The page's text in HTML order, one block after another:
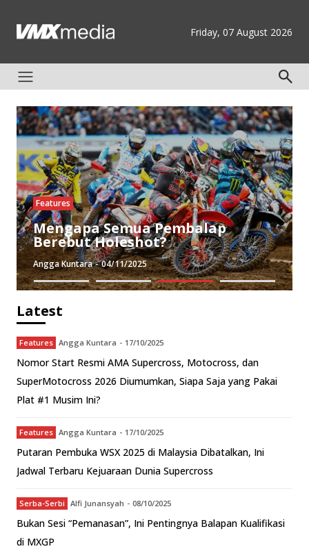
Friday, 07 August 2026
Features
Mengapa Semua Pembalap
Berebut Holeshot?
Angga Kuntara - 04/11/2025
Latest
Features Angga Kuntara - 17/10/2025
Nomor Start Resmi AMA Supercross, Motocross, dan
SuperMotocross 2026 Diumumkan, Siapa Saja yang Pakai
Plat #1 Musim Ini?
Features Angga Kuntara - 17/10/2025
Putaran Pembuka WSX 2025 di Malaysia Dibatalkan, Ini
Jadwal Terbaru Kejuaraan Dunia Supercross
Serba-Serbi Alfi Junansyah - 08/10/2025
Bukan Sesi “Pemanasan”, Ini Pentingnya Balapan Kualifikasi
di MXGP